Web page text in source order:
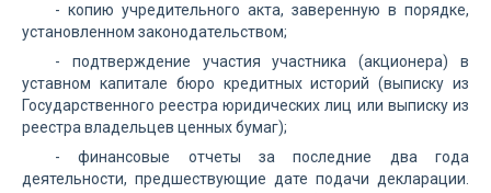
- копию учредительного акта, заверенную в порядке,
установленном законодательством;
- подтверждение участия участника (акционера) в
уставном капитале бюро кредитных историй (выписку из
Государственного реестра юридических лиц или выписку из
реестра владельцев ценных бумаг);
- финансовые отчеты за последние два года
деятельности, предшествующие дате подачи декларации.